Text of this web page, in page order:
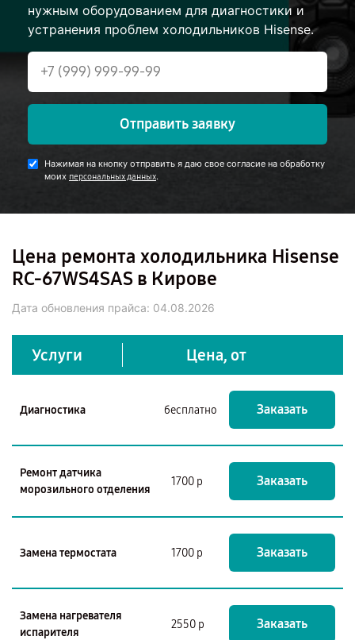
нужным оборудованием для диагностики и
устранения проблем холодильников Hisense.
Отправить заявку
Нажимая на кнопку отправить я даю свое согласие на обработку
моих персональных данных.
Цена ремонта холодильника Hisense
RC-67WS4SAS в Кирове
Дата обновления прайса: 04.08.2026
Услуги Цена, от
Диагностика бесплатно Заказать
Ремонт датчика
морозильного отделения
1700 р Заказать
Замена термостата 1700 р Заказать
Замена нагревателя
испарителя
2550 р Заказать